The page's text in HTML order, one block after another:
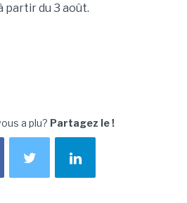
partir du 3 août.
a plu? Partagez le !